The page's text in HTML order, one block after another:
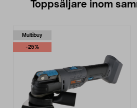
Toppsäljare inom
Multibuy
-25%